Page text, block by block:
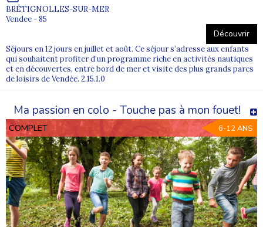
BRÉTIGNOLLES-SUR-MER
Vendee - 85
Découvrir
Séjours en 12 jours en juillet et août. Ce séjour s’adresse aux enfants
qui souhaitent profiter d’un programme riche en activités nautiques
et en découvertes, entre bord de mer et visite des plus grands parcs
de loisirs de Vendée. 2.15.1.0
Ma passion en colo - Touche pas à mon fouet!
COMPLET 6-12 ANS